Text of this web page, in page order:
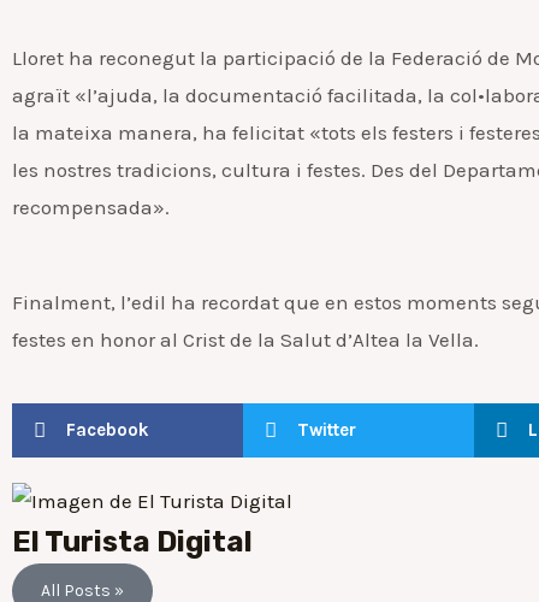
Lloret ha reconegut la participació de la Federació de
agraït «l’ajuda, la documentació facilitada, la
la mateixa manera, ha felicitat «tots els festers i
les nostres tradicions, cultura i festes. Des del
recompensada».
Finalment, l’edil ha recordat que en estos moments
festes en honor al Crist de la Salut d’Altea la Vella.
Facebook Twitter
El Turista Digital
All Posts »